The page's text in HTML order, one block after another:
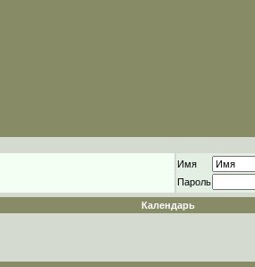
Имя
Пароль
Календарь